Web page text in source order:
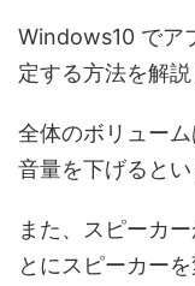
Windows10 でア
定する方法を解説
全体のボリュー
音量を下げるとい
また、スピーカ
とにスピーカー